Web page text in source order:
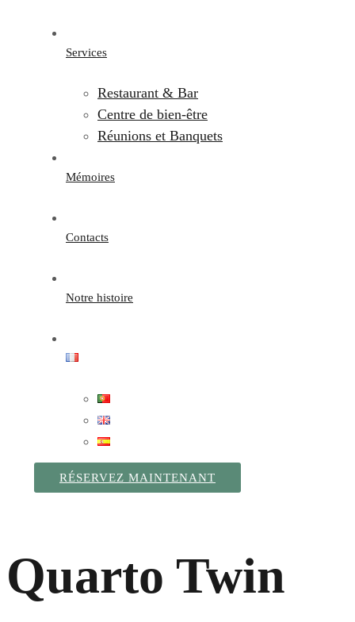
Services
Restaurant & Bar
Centre de bien-être
Réunions et Banquets
Mémoires
Contacts
Notre histoire
RÉSERVEZ MAINTENANT
Quarto Twin